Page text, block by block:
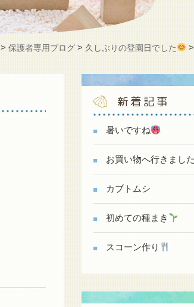
>保護者専用ブログ > 久しぶりの登園日でした >
新着記事
暑いですね
お買い物へ行きました
カブトムシ
初めての種まき
スコーン作り